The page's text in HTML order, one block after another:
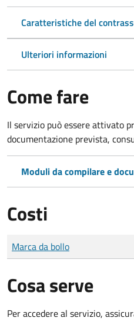
Caratteristiche del
Ulteriori informazioni
Come fare
Il servizio può essere attivato
documentazione prevista,
Moduli da compilare e
Costi
Tipo di pagamento
Importo
Marca da bollo
Cosa serve
Per accedere al servizio,